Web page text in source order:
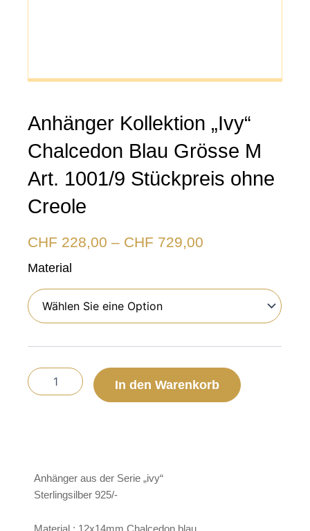
Anhänger Kollektion „Ivy“
Chalcedon Blau Grösse M
Art. 1001/9 Stückpreis ohne
Creole
CHF 228,00 – CHF 729,00
bis
CHF 729,00
Material
Anhänger
"Ivy"
Chalcedon
Blau
M
1001/9
Stückpreis
In den Warenkorb
Anhänger aus der Serie „ivy“
Sterlingsilber 925/-